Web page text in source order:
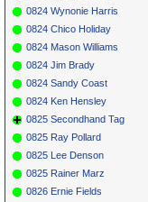
0824 Wynonie Harris
0824 Chico Holiday
0824 Mason Williams
0824 Jim Brady
0824 Sandy Coast
0824 Ken Hensley
0825 Secondhand Tag
0825 Ray Pollard
0825 Lee Denson
0825 Rainer Marz
0826 Ernie Fields